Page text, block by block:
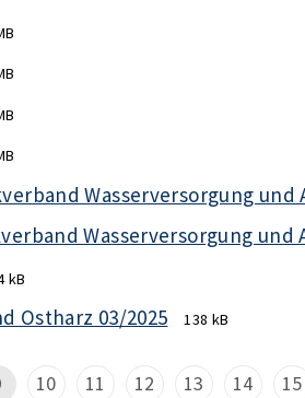
Wasserversorgung und
Wasserversorgung und
kB
Ostharz 03/2025 138 kB
10 11 12 13 14 15